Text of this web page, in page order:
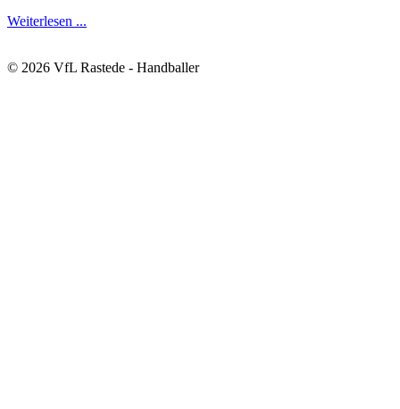
Weiterlesen ...
© 2026 VfL Rastede - Handballer